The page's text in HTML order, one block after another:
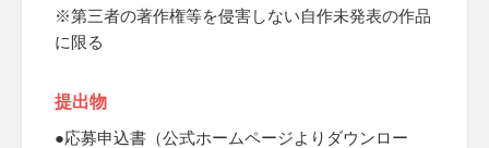
※第三者の著作権等を侵害しない自作未発表の作品
に限る
提出物
●応募申込書（公式ホームページよりダウンロー